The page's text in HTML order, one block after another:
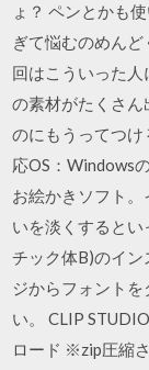
ょ？ ペンとかも
ぎて悩むのめん
回はこういった
の素材がたくさん
のにもうってつ
応OS：Windows
お絵かきソフト
いを淡くすると
チック体B)のイ
ジからフォント
い。 CLIP
ロード ※zip圧縮